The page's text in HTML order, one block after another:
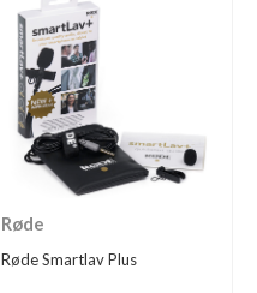
Røde
Røde Smartlav Plus